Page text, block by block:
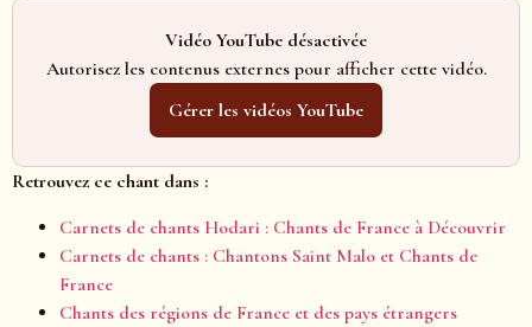
Vidéo YouTube désactivée
Autorisez les contenus externes pour afficher cette vidéo.
Gérer les vidéos YouTube
Retrouvez ce chant dans :
Carnets de chants Hodari : Chants de France à Découvrir
Carnets de chants : Chantons Saint Malo et Chants de
France
Chants des régions de France et des pays étrangers